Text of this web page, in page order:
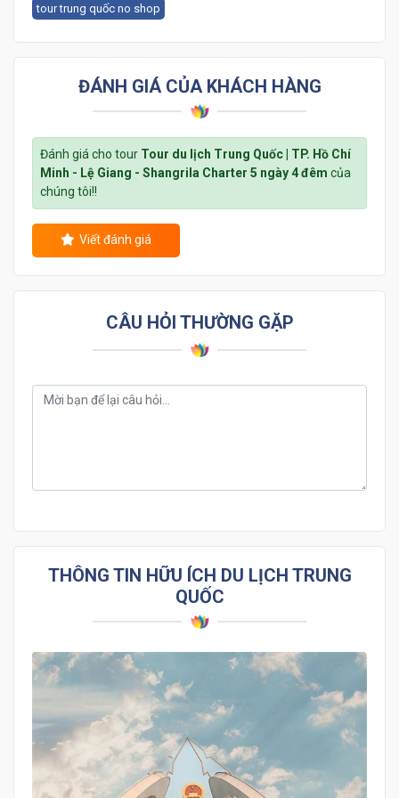
tour trung quốc no shop
ĐÁNH GIÁ CỦA KHÁCH HÀNG
Đánh giá cho tour Tour du lịch Trung Quốc | TP. Hồ Chí
Minh - Lệ Giang - Shangrila Charter 5 ngày 4 đêm của
chúng tôi!!
Viết đánh giá
CÂU HỎI THƯỜNG GẶP
THÔNG TIN HỮU ÍCH DU LỊCH TRUNG
QUỐC